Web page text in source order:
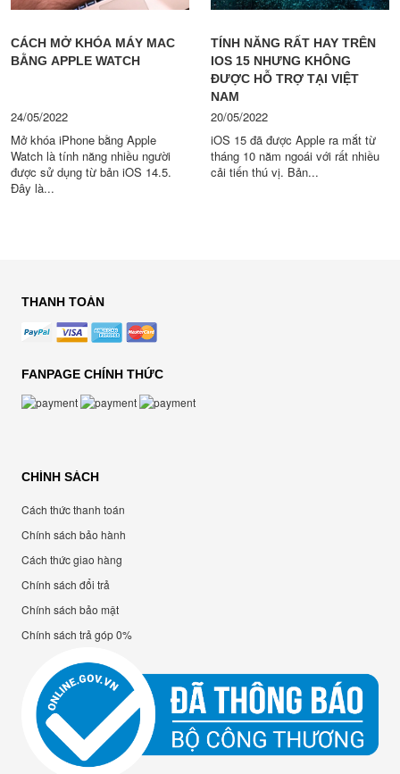
CÁCH MỞ KHÓA MÁY MAC
BẰNG APPLE WATCH
24/05/2022
Mở khóa iPhone bằng Apple
Watch là tính năng nhiều người
được sử dụng từ bản iOS 14.5.
Đây là...
TÍNH NĂNG RẤT HAY TRÊN
IOS 15 NHƯNG KHÔNG
ĐƯỢC HỖ TRỢ TẠI VIỆT
NAM
20/05/2022
iOS 15 đã được Apple ra mắt từ
tháng 10 năm ngoái với rất nhiều
cải tiến thú vị. Bản...
THANH TOÁN
FANPAGE CHÍNH THỨC
CHÍNH SÁCH
Cách thức thanh toán
Chính sách bảo hành
Cách thức giao hàng
Chính sách đổi trả
Chính sách bảo mật
Chính sách trả góp 0%